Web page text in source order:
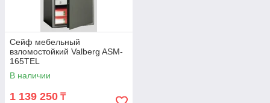
Сейф мебельный
взломостойкий Valberg ASM-
165TEL
В наличии
1 139 250 ₸